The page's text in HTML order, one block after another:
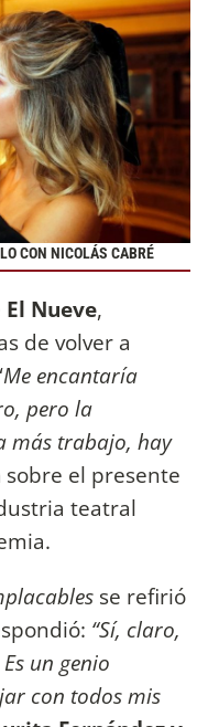
CON NICOLÁS CABRÉ
El Nueve,
de volver a
Me encantaría
pero la
más trabajo, hay
sobre el presente
teatral
se refirió
“Sí, claro,
un genio
con todos mis